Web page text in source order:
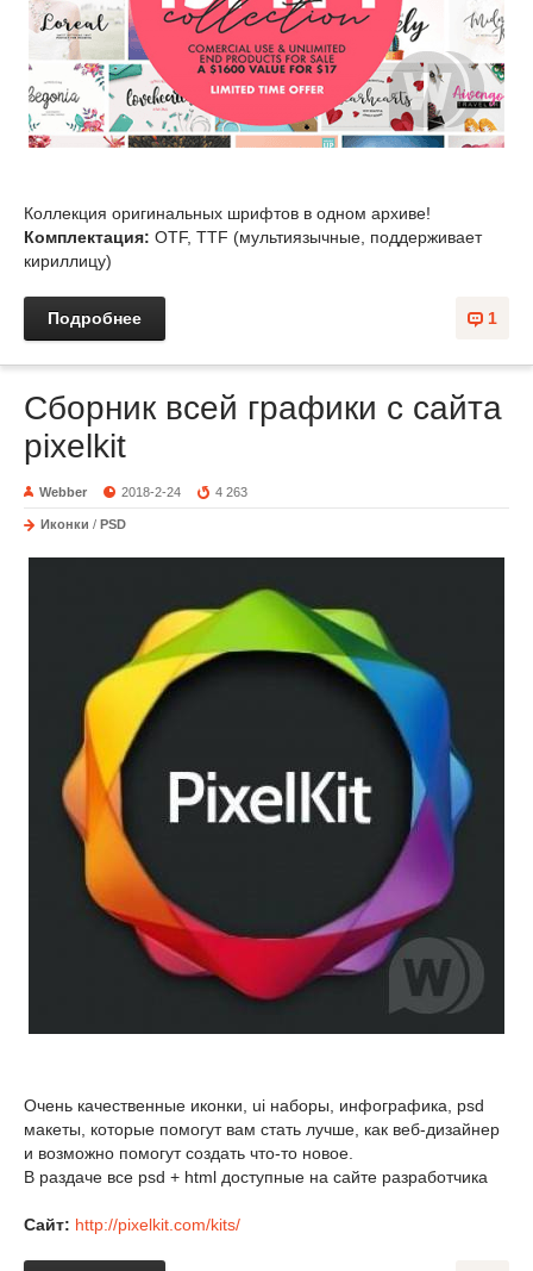
Коллекция оригинальных шрифтов в одном архиве!
Комплектация: OTF, TTF (мультиязычные, поддерживает
кириллицу)
1
Подробнее
Сборник всей графики с сайта
pixelkit
Webber 2018-2-24 4 263
Иконки / PSD
Очень качественные иконки, ui наборы, инфографика, psd
макеты, которые помогут вам стать лучше, как веб-дизайнер
и возможно помогут создать что-то новое.
В раздаче все psd + html доступные на сайте разработчика
Сайт: http://pixelkit.com/kits/